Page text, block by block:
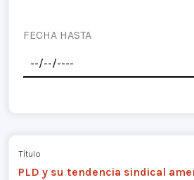
FECHA HASTA
Título
PLD y su tendencia sindical